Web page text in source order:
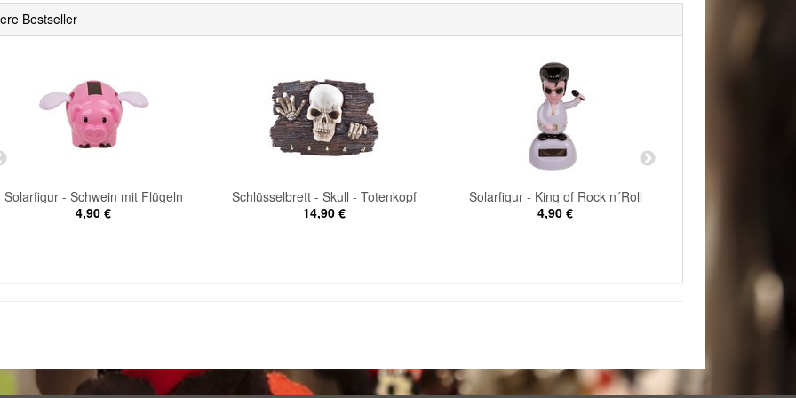
Bestseller
Solarfigur - Schwein mit Flügeln
4,90 €
Schlüsselbrett - Skull - Totenkopf
14,90 €
Solarfigur - King of Rock n´Roll
4,90 €